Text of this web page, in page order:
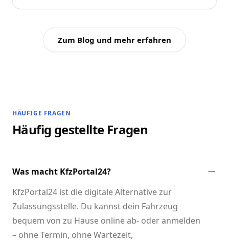
Zum Blog und mehr erfahren
HÄUFIGE FRAGEN
Häufig gestellte Fragen
Was macht KfzPortal24?
KfzPortal24 ist die digitale Alternative zur
Zulassungsstelle. Du kannst dein Fahrzeug
bequem von zu Hause online ab- oder anmelden
– ohne Termin, ohne Wartezeit,